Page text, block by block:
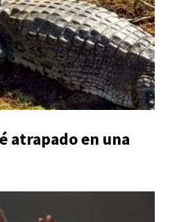
atrapado en una